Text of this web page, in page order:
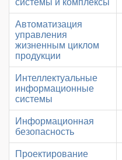
системы и комплексы
Автоматизация
управления
жизненным циклом
продукции
Интеллектуальные
информационные
системы
Информационная
безопасность
Проектирование